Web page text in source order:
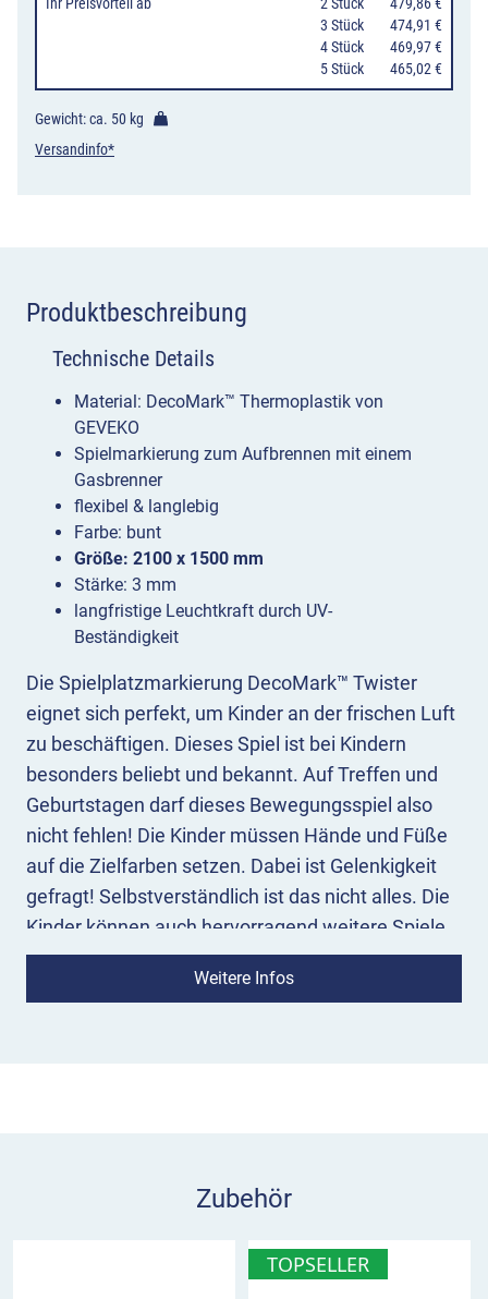
3 Stück
474,91 €
4 Stück
469,97 €
5 Stück 465,02 €
Gewicht: ca. 50 kg
Versandinfo*
Produktbeschreibung
Die Spielplatzmarkierung DecoMark™ Twister
eignet sich perfekt, um Kinder an der frischen Luft
zu beschäftigen. Dieses Spiel ist bei Kindern
besonders beliebt und bekannt. Auf Treffen und
Geburtstagen darf dieses Bewegungsspiel also
nicht fehlen! Die Kinder müssen Hände und Füße
auf die Zielfarben setzen. Dabei ist Gelenkigkeit
gefragt! Selbstverständlich ist das nicht alles. Die
Kinder können auch hervorragend weitere Spiele
für die Bodenmarkierung erfinden. Dabei halten
die Farben besonders lange und sind zudem mit
Meter-Abstände im Sinnbild.
DecoMark™ Twister beachten?
Weitere Infos
Technische Details
Material: DecoMark™ Thermoplastik von
GEVEKO
Spielmarkierung zum Aufbrennen mit einem
Gasbrenner
flexibel & langlebig
Farbe: bunt
Größe: 2100 x 1500 mm
Stärke: 3 mm
langfristige Leuchtkraft durch UV-
Beständigkeit
Zubehör
TOPSELLER